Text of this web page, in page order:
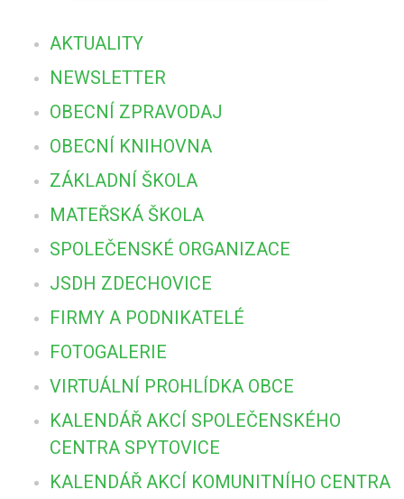
AKTUALITY
NEWSLETTER
OBECNÍ ZPRAVODAJ
OBECNÍ KNIHOVNA
ZÁKLADNÍ ŠKOLA
MATEŘSKÁ ŠKOLA
SPOLEČENSKÉ ORGANIZACE
JSDH ZDECHOVICE
FIRMY A PODNIKATELÉ
FOTOGALERIE
VIRTUÁLNÍ PROHLÍDKA OBCE
KALENDÁŘ AKCÍ SPOLEČENSKÉHO
CENTRA SPYTOVICE
KALENDÁŘ AKCÍ KOMUNITNÍHO CENTRA